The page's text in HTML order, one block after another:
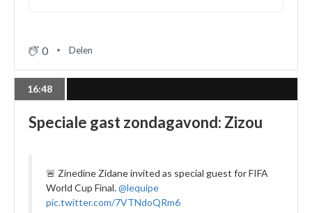
0 Delen
16:48
Speciale gast zondagavond: Zizou
🚨 Zinedine Zidane invited as special guest for FIFA
World Cup Final.@lequipe
pic.twitter.com/7VTNdoQRm6